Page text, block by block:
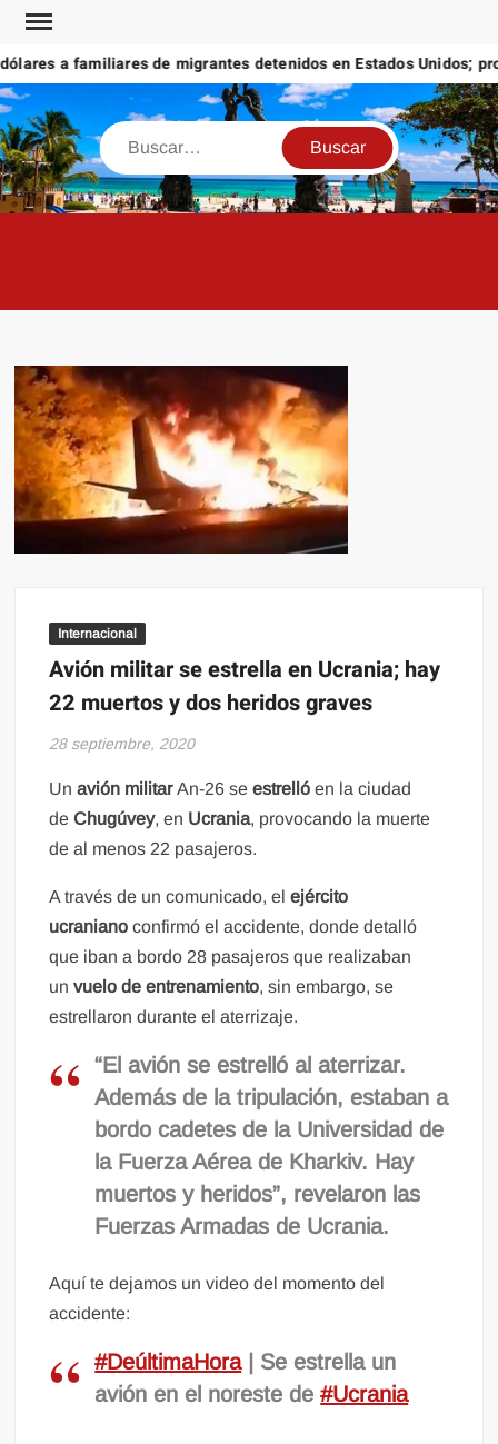
Saltar
contenidoa familiares de migrantes detenidos en Estados Unidos;
Buscar
Internacional
Avión militar se estrella en Ucrania; hay
22 muertos y dos heridos graves
28 septiembre, 2020
Unavión militarAn-26 seestrelló en la ciudad
deChugúvey, en Ucrania, provocando la muerte
de al menos 22 pasajeros.
A través de un comunicado, elejército
ucraniano confirmó el accidente, donde detalló
que iban a bordo 28 pasajeros que realizaban
unvuelo de entrenamiento, sin embargo, se
estrellaron durante el aterrizaje.
“El avión se estrelló al aterrizar.
Además de la tripulación, estaban a
bordo cadetes de la Universidad de
la Fuerza Aérea de Kharkiv. Hay
muertos y heridos”, revelaron las
Fuerzas Armadas de Ucrania.
Aquí te dejamos un video del momento del
accidente:
#DeúltimaHora| Se estrella un
avión en el noreste de#Ucrania